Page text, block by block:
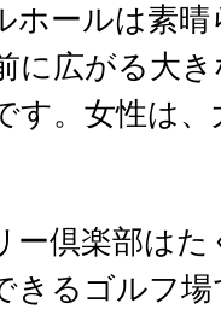
ホールは素
に広がる大
す。女性は
ー倶楽部は
きるゴルフ